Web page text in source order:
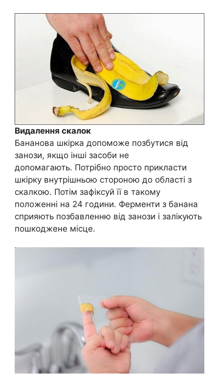
Видалення скалок
Бананова шкірка допоможе позбутися від
занози, якщо інші засоби не
допомагають. Потрібно просто прикласти
шкірку внутрішньою стороною до області з
скалкою. Потім зафіксуй її в такому
положенні на 24 години. Ферменти з банана
сприяють позбавленню від занози і залікують
пошкоджене місце.